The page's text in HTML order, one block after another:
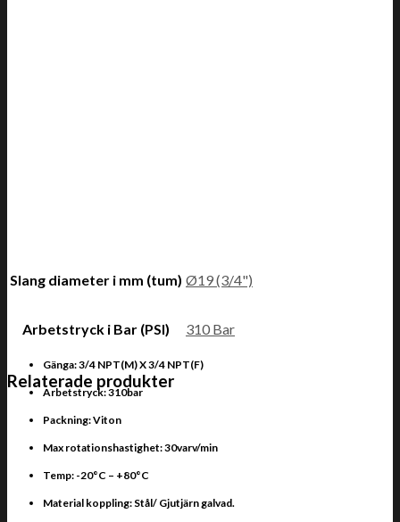
Gänga: 3/4 NPT(M) X 3/4 NPT(F)
Arbetstryck: 310bar
Packning: Viton
Max rotationshastighet: 30varv/min
Temp: -20°C – +80°C
Material koppling: Stål/ Gjutjärn galvad.
Slang diameter i mm (tum) Ø19 (3/4")
Arbetstryck i Bar (PSI) 310 Bar
Relaterade produkter